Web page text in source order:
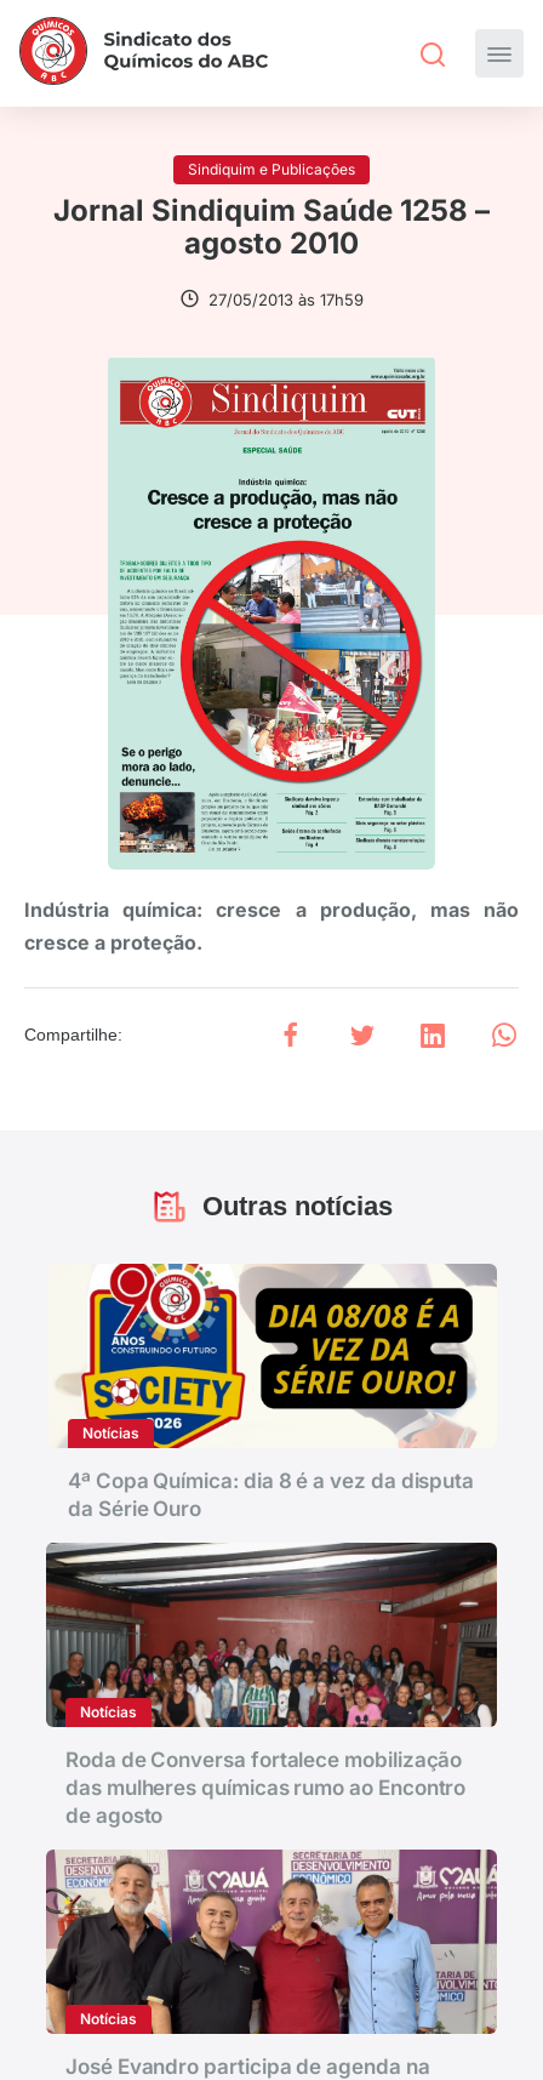
Sindiquim e Publicações
Jornal Sindiquim Saúde 1258 –
agosto 2010
27/05/2013 às 17h59
Indústria química: cresce a produção, mas não
cresce a proteção.
Compartilhe:
Outras notícias
Notícias
4ª Copa Química: dia 8 é a vez da disputa
da Série Ouro
Notícias
Roda de Conversa fortalece mobilização
das mulheres químicas rumo ao Encontro
de agosto
Notícias
José Evandro participa de agenda na